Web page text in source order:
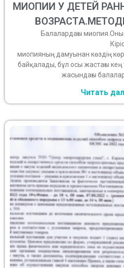
МИОПИИ У ДЕТЕЙ
Балалардағы миопия.Оны
Кіріспе
миопияның дамуынан көздің
байқалады, бұл осы жастағы кең
жасындағы
Читать